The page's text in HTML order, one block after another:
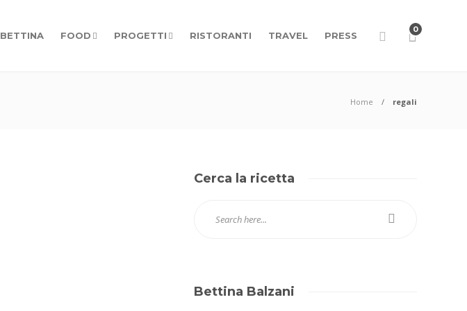
BETTINA FOOD PROGETTI RISTORANTI TRAVEL PRESS
0
Home regali
Cerca la ricetta
Bettina Balzani